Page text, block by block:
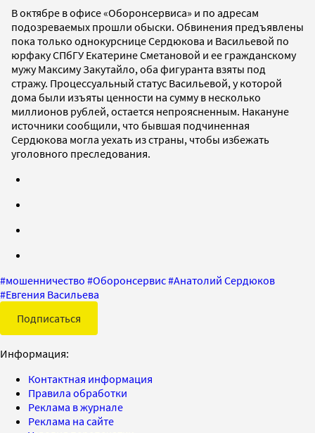
В октябре в офисе «Оборонсервиса» и по адресам
подозреваемых прошли обыски. Обвинения предъявлены
пока только однокурснице Сердюкова и Васильевой по
юрфаку СПбГУ Екатерине Сметановой и ее гражданскому
мужу Максиму Закутайло, оба фигуранта взяты под
стражу. Процессуальный статус Васильевой, у которой
дома были изъяты ценности на сумму в несколько
миллионов рублей, остается непроясненным. Накануне
источники сообщили, что бывшая подчиненная
Сердюкова могла уехать из страны, чтобы избежать
уголовного преследования.
#мошенничество #Оборонсервис#Анатолий Сердюков
#Евгения Васильева
Подписаться
Информация:
Контактная информация
Правила обработки
Реклама в журнале
Реклама на сайте